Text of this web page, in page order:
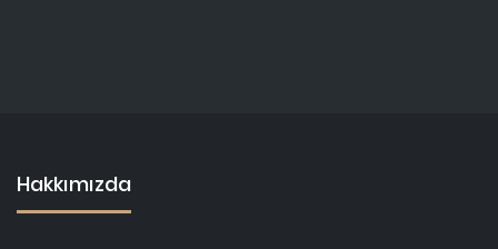
Hakkımızda